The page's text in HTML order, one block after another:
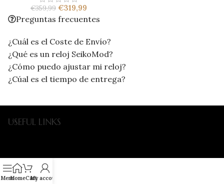
€359,99 €319,99
Preguntas frecuentes
¿Cuál es el Coste de Envío?
¿Qué es un reloj SeikoMod?
¿Cómo puedo ajustar mi reloj?
¿Cúal es el tiempo de entrega?
USEFUL LINKS
MenuHomeCart
My account